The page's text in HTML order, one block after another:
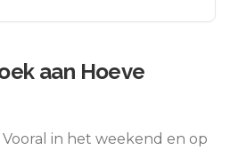
aan Hoeve
Vooral in het weekend en op